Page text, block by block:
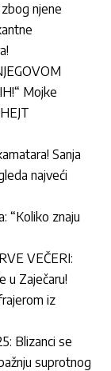
njene
Mojke
Sanja
najveći
“Koliko znaju
VEČERI:
u Zaječaru!
iz
Blizanci se
suprotnog